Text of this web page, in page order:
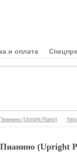
и оплата
(Upright Piano)
(Upright